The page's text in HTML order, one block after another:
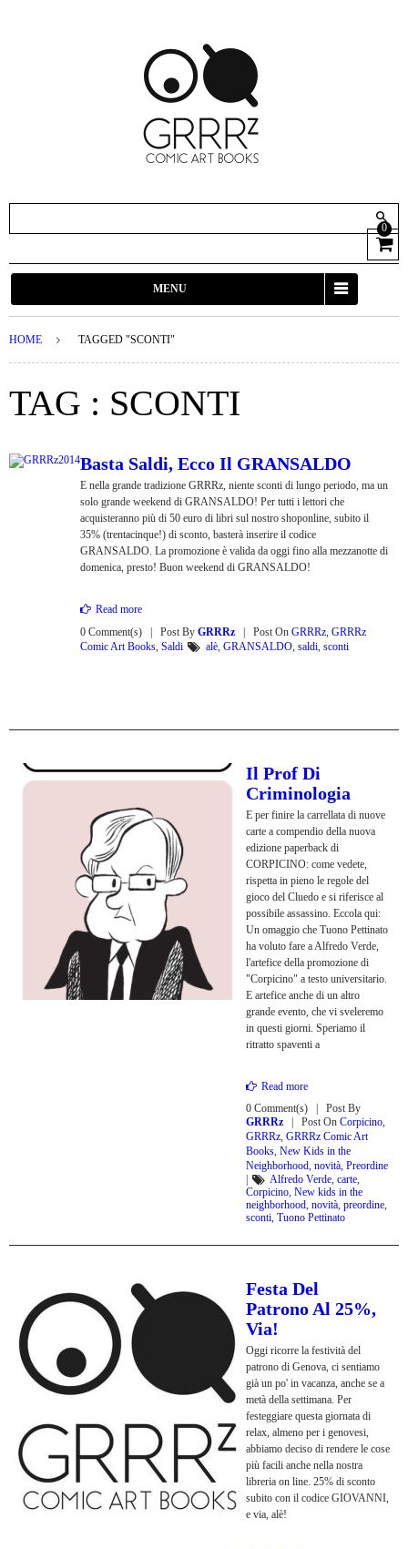
View
Cart
0
MENU
HOME TAGGED "SCONTI"
TAG : SCONTI
Basta Saldi, Ecco Il GRANSALDO
E nella grande tradizione GRRRz, niente sconti di lungo periodo, ma un
solo grande weekend di GRANSALDO! Per tutti i lettori che
acquisteranno più di 50 euro di libri sul nostro shoponline, subito il
35% (trentacinque!) di sconto, basterà inserire il codice
GRANSALDO. La promozione è valida da oggi fino alla mezzanotte di
domenica, presto! Buon weekend di GRANSALDO!
Read more
0 Comment(s)
Post By GRRRz Post On GRRRz, GRRRz
Comic Art Books, Saldi alè, GRANSALDO, saldi, sconti
Il Prof Di
Criminologia
E per finire la carrellata di nuove
carte a compendio della nuova
edizione paperback di
CORPICINO: come vedete,
rispetta in pieno le regole del
gioco del Cluedo e si riferisce al
possibile assassino. Eccola qui:
Un omaggio che Tuono Pettinato
ha voluto fare a Alfredo Verde,
l'artefice della promozione di
"Corpicino" a testo universitario.
E artefice anche di un altro
grande evento, che vi sveleremo
in questi giorni. Speriamo il
ritratto spaventi a
Read more
0 Comment(s)
Post By
GRRRz
Post On Corpicino,
GRRRz, GRRRz Comic Art
Books, New Kids in the
Neighborhood, novità, Preordine
Alfredo Verde, carte,
Corpicino, New kids in the
neighborhood, novità, preordine,
sconti, Tuono Pettinato
Festa Del
Patrono Al 25%,
Via!
Oggi ricorre la festività del
patrono di Genova, ci sentiamo
già un po' in vacanza, anche se a
metà della settimana. Per
festeggiare questa giornata di
relax, almeno per i genovesi,
abbiamo deciso di rendere le cose
più facili anche nella nostra
libreria on line. 25% di sconto
subito con il codice GIOVANNI,
e via, alè!